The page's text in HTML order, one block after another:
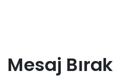
Mesaj Bırak